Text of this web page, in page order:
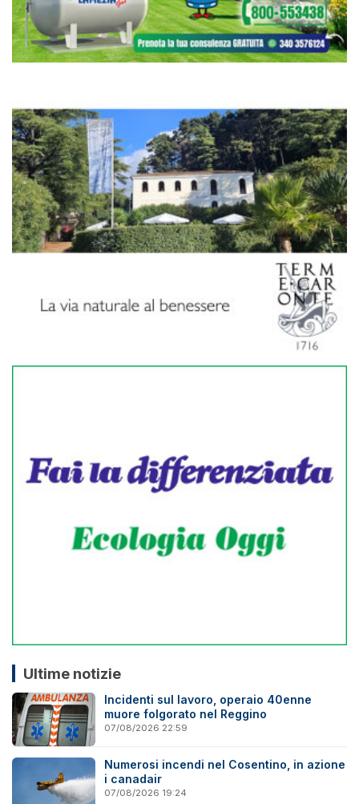
Ultime notizie
Incidenti sul lavoro, operaio 40enne
muore folgorato nel Reggino
07/08/2026 22:59
Numerosi incendi nel Cosentino, in azione
i canadair
07/08/2026 19:24